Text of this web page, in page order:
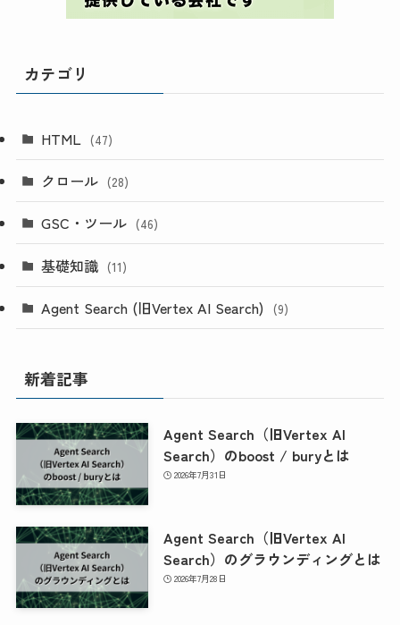
カテゴリ
HTML (47)
クロール (28)
GSC・ツール (46)
基礎知識 (11)
Agent Search (旧Vertex AI Search) (9)
新着記事
Agent Search（旧Vertex AI
Search）のboost / buryとは
2026年7月31日
Agent Search（旧Vertex AI
Search）のグラウンディングとは
2026年7月28日